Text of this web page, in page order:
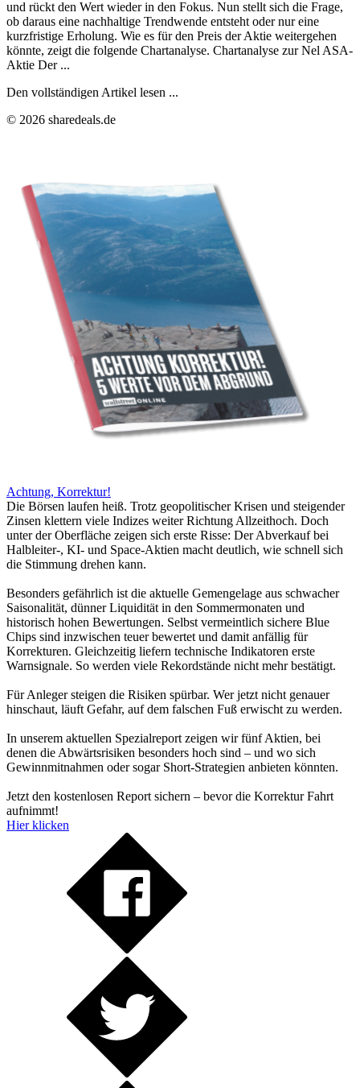
und rückt den Wert wieder in den Fokus. Nun stellt sich die Frage,
ob daraus eine nachhaltige Trendwende entsteht oder nur eine
kurzfristige Erholung. Wie es für den Preis der Aktie weitergehen
könnte, zeigt die folgende Chartanalyse. Chartanalyse zur Nel ASA-
Aktie Der ...
Den vollständigen Artikel lesen ...
© 2026 sharedeals.de
Achtung, Korrektur!
Die Börsen laufen heiß. Trotz geopolitischer Krisen und steigender
Zinsen klettern viele Indizes weiter Richtung Allzeithoch. Doch
unter der Oberfläche zeigen sich erste Risse: Der Abverkauf bei
Halbleiter-, KI- und Space-Aktien macht deutlich, wie schnell sich
die Stimmung drehen kann.
Besonders gefährlich ist die aktuelle Gemengelage aus schwacher
Saisonalität, dünner Liquidität in den Sommermonaten und
historisch hohen Bewertungen. Selbst vermeintlich sichere Blue
Chips sind inzwischen teuer bewertet und damit anfällig für
Korrekturen. Gleichzeitig liefern technische Indikatoren erste
Warnsignale. So werden viele Rekordstände nicht mehr bestätigt.
Für Anleger steigen die Risiken spürbar. Wer jetzt nicht genauer
hinschaut, läuft Gefahr, auf dem falschen Fuß erwischt zu werden.
In unserem aktuellen Spezialreport zeigen wir fünf Aktien, bei
denen die Abwärtsrisiken besonders hoch sind – und wo sich
Gewinnmitnahmen oder sogar Short-Strategien anbieten könnten.
Jetzt den kostenlosen Report sichern – bevor die Korrektur Fahrt
aufnimmt!
Hier klicken